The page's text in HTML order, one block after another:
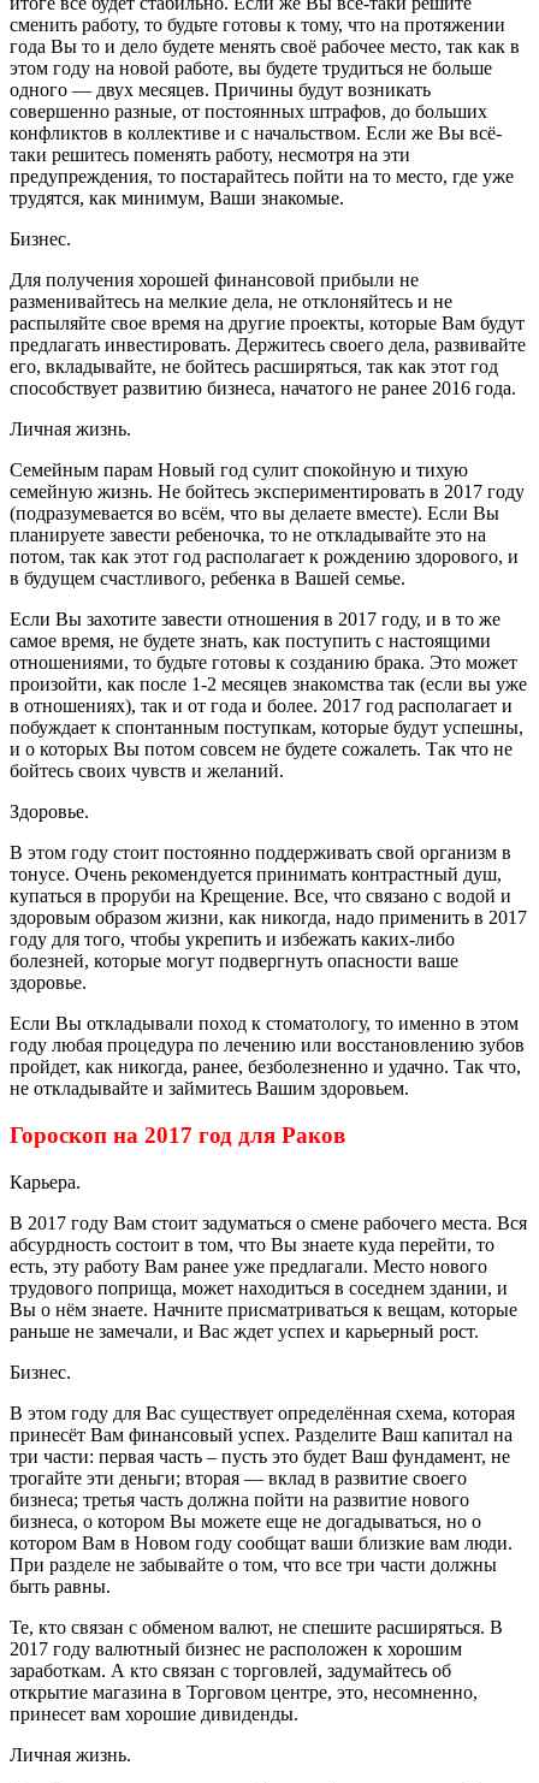
сменить работу, то будьте готовы к тому, что на протяжении
года Вы то и дело будете менять своё рабочее место, так как в
этом году на новой работе, вы будете трудиться не больше
одного — двух месяцев. Причины будут возникать
совершенно разные, от постоянных штрафов, до больших
конфликтов в коллективе и с начальством. Если же Вы всё-
таки решитесь поменять работу, несмотря на эти
предупреждения, то постарайтесь пойти на то место, где уже
трудятся, как минимум, Ваши знакомые.
Бизнес.
Для получения хорошей финансовой прибыли не
разменивайтесь на мелкие дела, не отклоняйтесь и не
распыляйте свое время на другие проекты, которые Вам будут
предлагать инвестировать. Держитесь своего дела, развивайте
его, вкладывайте, не бойтесь расширяться, так как этот год
способствует развитию бизнеса, начатого не ранее 2016 года.
Личная жизнь.
Семейным парам Новый год сулит спокойную и тихую
семейную жизнь. Не бойтесь экспериментировать в 2017 году
(подразумевается во всём, что вы делаете вместе). Если Вы
планируете завести ребеночка, то не откладывайте это на
потом, так как этот год располагает к рождению здорового, и
в будущем счастливого, ребенка в Вашей семье.
Если Вы захотите завести отношения в 2017 году, и в то же
самое время, не будете знать, как поступить с настоящими
отношениями, то будьте готовы к созданию брака. Это может
произойти, как после 1-2 месяцев знакомства так (если вы уже
в отношениях), так и от года и более. 2017 год располагает и
побуждает к спонтанным поступкам, которые будут успешны,
и о которых Вы потом совсем не будете сожалеть. Так что не
бойтесь своих чувств и желаний.
Здоровье.
В этом году стоит постоянно поддерживать свой организм в
тонусе. Очень рекомендуется принимать контрастный душ,
купаться в проруби на Крещение. Все, что связано с водой и
здоровым образом жизни, как никогда, надо применить в 2017
году для того, чтобы укрепить и избежать каких-либо
болезней, которые могут подвергнуть опасности ваше
здоровье.
Если Вы откладывали поход к стоматологу, то именно в этом
году любая процедура по лечению или восстановлению зубов
пройдет, как никогда, ранее, безболезненно и удачно. Так что,
не откладывайте и займитесь Вашим здоровьем.
Гороскоп на 2017 год для Раков
Карьера.
В 2017 году Вам стоит задуматься о смене рабочего места. Вся
абсурдность состоит в том, что Вы знаете куда перейти, то
есть, эту работу Вам ранее уже предлагали. Место нового
трудового поприща, может находиться в соседнем здании, и
Вы о нём знаете. Начните присматриваться к вещам, которые
раньше не замечали, и Вас ждет успех и карьерный рост.
Бизнес.
В этом году для Вас существует определённая схема, которая
принесёт Вам финансовый успех. Разделите Ваш капитал на
три части: первая часть – пусть это будет Ваш фундамент, не
трогайте эти деньги; вторая — вклад в развитие своего
бизнеса; третья часть должна пойти на развитие нового
бизнеса, о котором Вы можете еще не догадываться, но о
котором Вам в Новом году сообщат ваши близкие вам люди.
При разделе не забывайте о том, что все три части должны
быть равны.
Те, кто связан с обменом валют, не спешите расширяться. В
2017 году валютный бизнес не расположен к хорошим
заработкам. А кто связан с торговлей, задумайтесь об
открытие магазина в Торговом центре, это, несомненно,
принесет вам хорошие дивиденды.
Личная жизнь.